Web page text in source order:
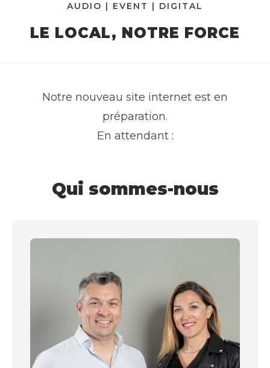
AUDIO | EVENT | DIGITAL
LE LOCAL, NOTRE FORCE
Notre nouveau site internet est en
préparation.
En attendant :
Qui sommes-nous